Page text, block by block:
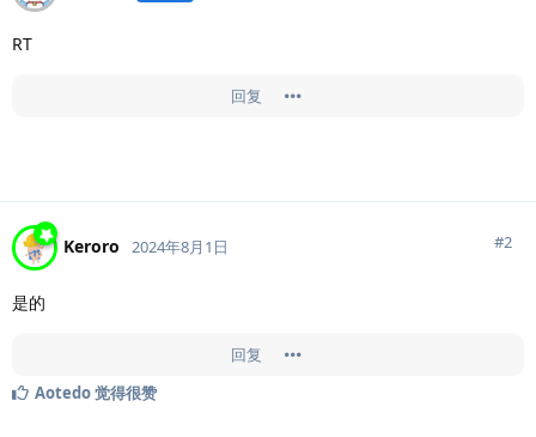
RT
回复
Keroro 2024年8月1日 #2
是的
回复
Aotedo觉得很赞